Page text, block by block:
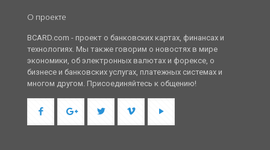
О проекте
BCARD.com - проект о банковских картах, финансах и
технологиях. Мы также говорим о новостях в мире
экономики, об электронных валютах и форексе, о
бизнесе и банковских услугах, платежных системах и
многом другом. Присоединяйтесь к общению!